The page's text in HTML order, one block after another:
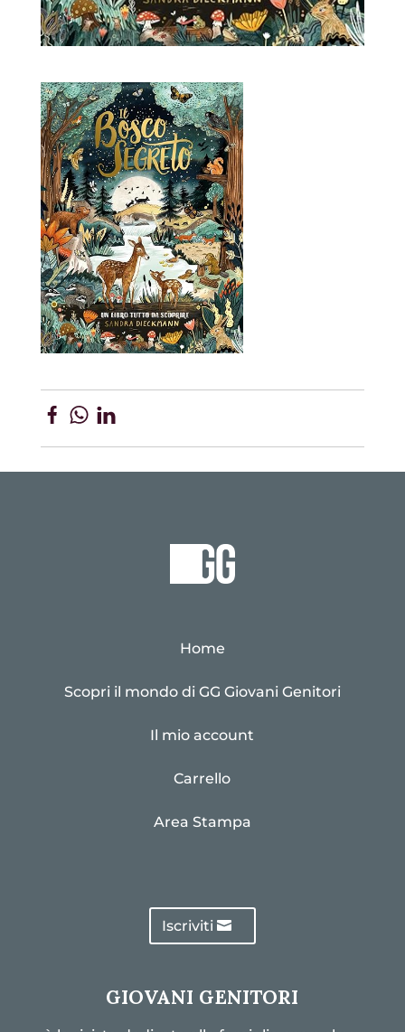
Home
Scopri il mondo di GG Giovani Genitori
Il mio account
Carrello
Area Stampa
Iscriviti
GIOVANI GENITORI